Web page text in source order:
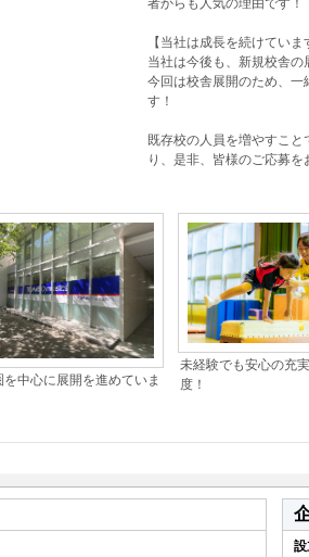
者からも人気の理由です！
【当社は成長を続けていま
当社は今後も、新規校舎の
今回は校舎展開のため、一
す！
既存校の人員を増やすこ
り、是非、皆様のご応募を
を中心に展開を進めていま
未経験でも安心の充
度！